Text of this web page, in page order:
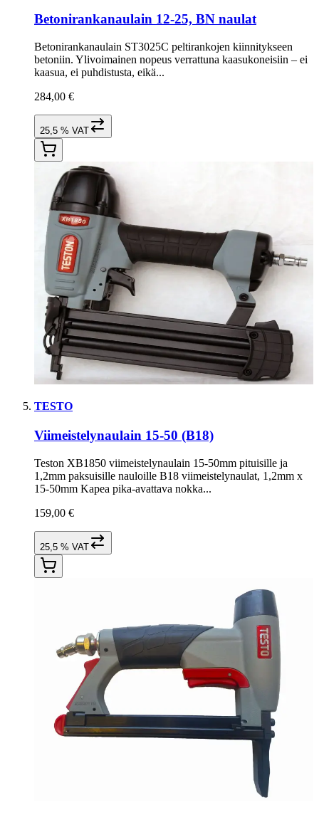
Betonirankanaulain 12-25, BN naulat
Betonirankanaulain ST3025C peltirankojen kiinnitykseen
betoniin. Ylivoimainen nopeus verrattuna kaasukoneisiin – ei
kaasua, ei puhdistusta, eikä...
284,00 €
25,5 % VAT
TESTO
Viimeistelynaulain 15-50 (B18)
Teston XB1850 viimeistelynaulain 15-50mm pituisille ja
1,2mm paksuisille nauloille B18 viimeistelynaulat, 1,2mm x
15-50mm Kapea pika-avattava nokka...
159,00 €
25,5 % VAT